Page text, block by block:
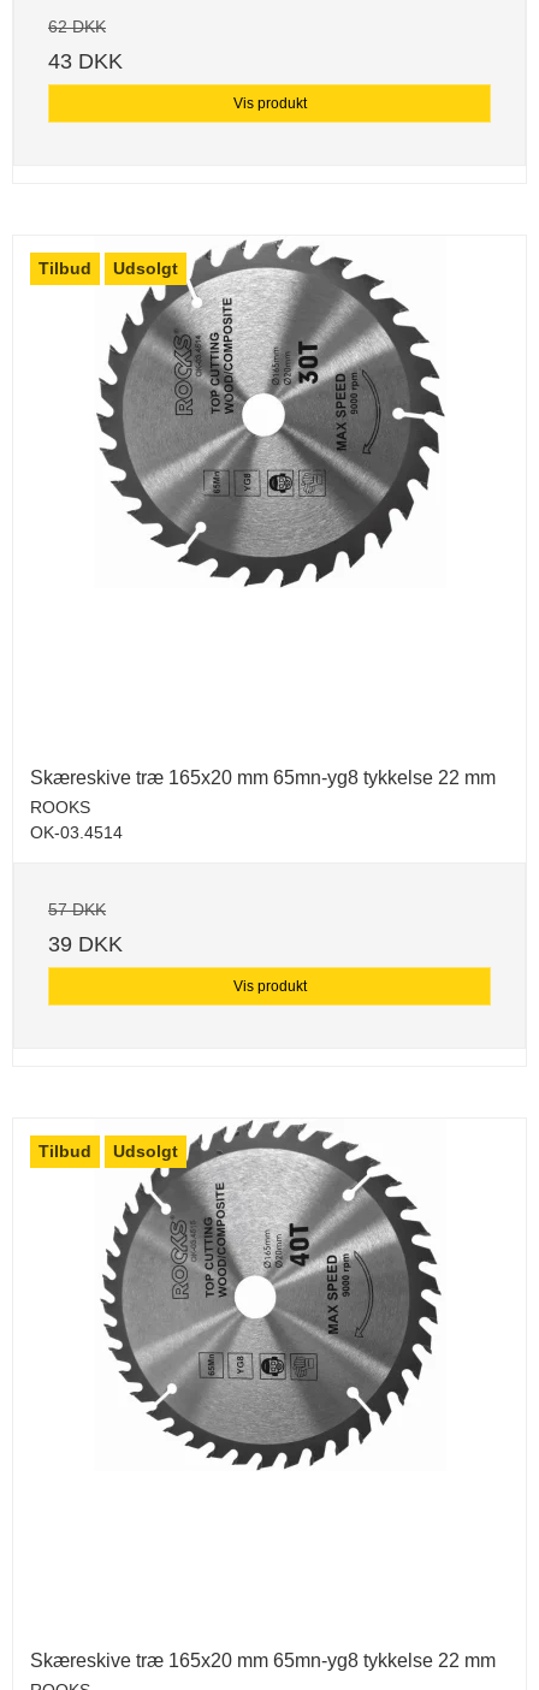
62 DKK
43 DKK
Vis produkt
Tilbud Udsolgt
Skæreskive træ 165x20 mm 65mn-yg8 tykkelse 22 mm
ROOKS
OK-03.4514
57 DKK
39 DKK
Vis produkt
Tilbud Udsolgt
Skæreskive træ 165x20 mm 65mn-yg8 tykkelse 22 mm